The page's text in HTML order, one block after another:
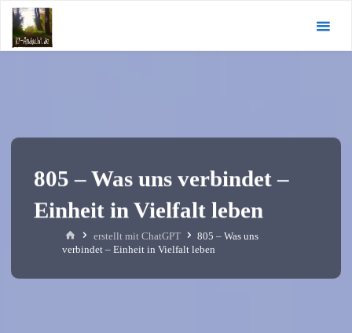
Zum
Inhalt
springen
805 – Was uns verbindet –
Einheit in Vielfalt leben
Starterstellt mit ChatGPT
805 – Was uns
verbindet – Einheit in Vielfalt leben